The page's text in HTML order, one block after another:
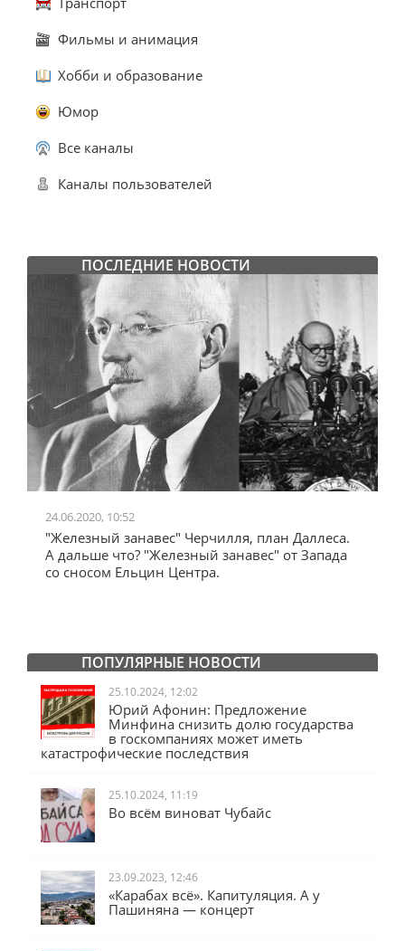
Фильмы и анимация
Хобби и образование
Юмор
Все каналы
Каналы пользователей
ПОСЛЕДНИЕ НОВОСТИ
24.06.2020, 10:52
"Железный занавес" Черчилля, план Даллеса.
А дальше что? "Железный занавес" от Запада
со сносом Ельцин Центра.
ПОПУЛЯРНЫЕ НОВОСТИ
25.10.2024, 12:02
Юрий Афонин: Предложение
Минфина снизить долю государства
в госкомпаниях может иметь
катастрофические последствия
25.10.2024, 11:19
Во всём виноват Чубайс
23.09.2023, 12:46
«Карабах всё». Капитуляция. А у
Пашиняна — концерт